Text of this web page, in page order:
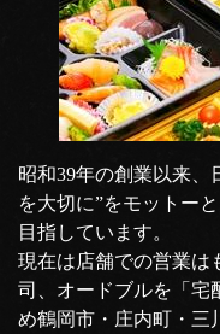
昭和39年の創業以来、
を大切に”をモットー
目指しています。
現在は店舗での営業は
司、オードブルを「宅
め鶴岡市・庄内町・三